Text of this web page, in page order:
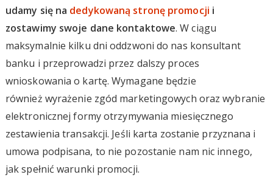
udamy się na dedykowaną stronę promocji i
zostawimy swoje dane kontaktowe. W ciągu
maksymalnie kilku dni oddzwoni do nas konsultant
banku i przeprowadzi przez dalszy proces
wnioskowania o kartę. Wymagane będzie
również wyrażenie zgód marketingowych oraz wybranie
elektronicznej formy otrzymywania miesięcznego
zestawienia transakcji. Jeśli karta zostanie przyznana i
umowa podpisana, to nie pozostanie nam nic innego,
jak spełnić warunki promocji.